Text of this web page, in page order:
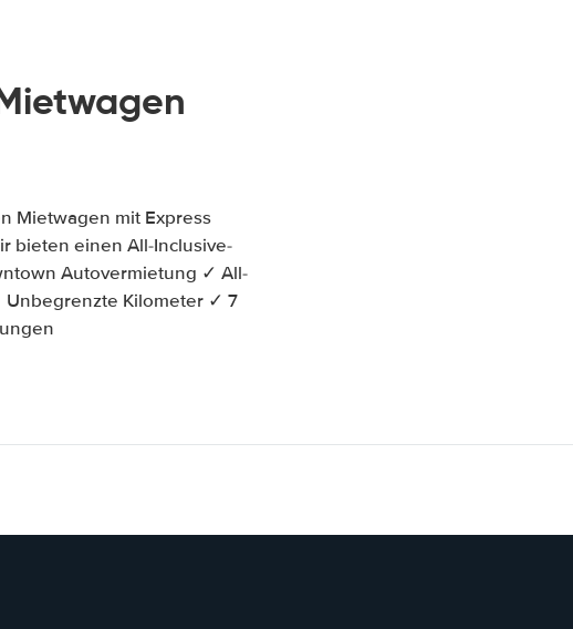
Mietwagen mit Express
bieten einen All-Inclusive-
Autovermietung ✓ All-
Unbegrenzte Kilometer ✓ 7